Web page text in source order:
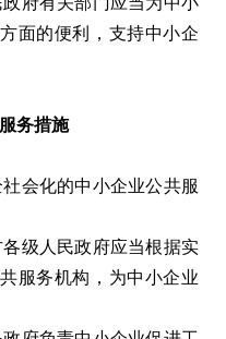
面的便利，支持中小企
务措施
会化的中小企业公共服
级人民政府应当根据实
服务机构，为中小企业